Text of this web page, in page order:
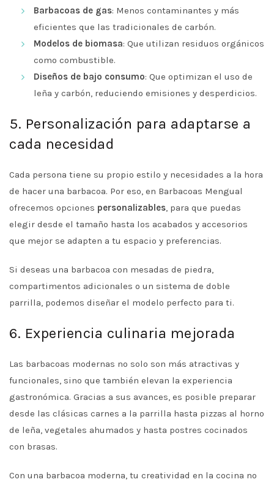
Barbacoas de gas: Menos contaminantes y más
eficientes que las tradicionales de carbón.
Modelos de biomasa: Que utilizan residuos orgánicos
como combustible.
Diseños de bajo consumo: Que optimizan el uso de
leña y carbón, reduciendo emisiones y desperdicios.
5. Personalización para adaptarse a
cada necesidad
Cada persona tiene su propio estilo y necesidades a la hora
de hacer una barbacoa. Por eso, en Barbacoas Mengual
ofrecemos opciones personalizables , para que puedas
elegir desde el tamaño hasta los acabados y accesorios
que mejor se adapten a tu espacio y preferencias.
Si deseas una barbacoa con mesadas de piedra,
compartimentos adicionales o un sistema de doble
parrilla, podemos diseñar el modelo perfecto para ti.
6. Experiencia culinaria mejorada
Las barbacoas modernas no solo son más atractivas y
funcionales, sino que también elevan la experiencia
gastronómica. Gracias a sus avances, es posible preparar
desde las clásicas carnes a la parrilla hasta pizzas al horno
de leña, vegetales ahumados y hasta postres cocinados
con brasas.
Con una barbacoa moderna, tu creatividad en la cocina no